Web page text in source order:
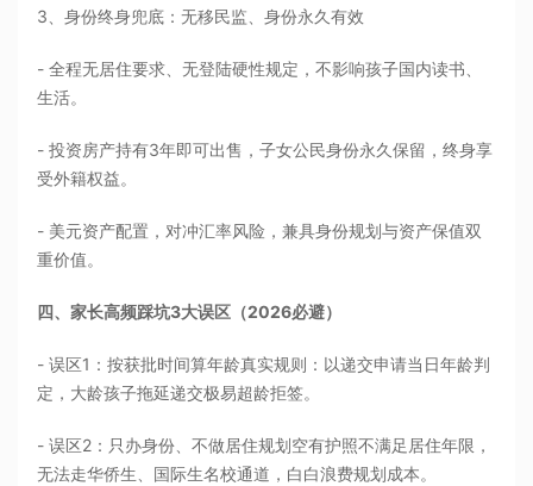
3、身份终身兜底：无移民监、身份永久有效
- 全程无居住要求、无登陆硬性规定，不影响孩子国内读书、
生活。
- 投资房产持有3年即可出售，子女公民身份永久保留，终身享
受外籍权益。
- 美元资产配置，对冲汇率风险，兼具身份规划与资产保值双
重价值。
四、家长高频踩坑3大误区（2026必避）
- 误区1：按获批时间算年龄真实规则：以递交申请当日年龄判
定，大龄孩子拖延递交极易超龄拒签。
- 误区2：只办身份、不做居住规划空有护照不满足居住年限，
无法走华侨生、国际生名校通道，白白浪费规划成本。